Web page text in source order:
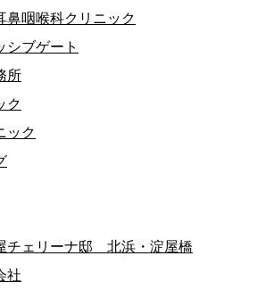
鼻咽喉科クリニック
シブゲート
所
ク
ック
チェリーナ邸 北浜・淀屋橋
社